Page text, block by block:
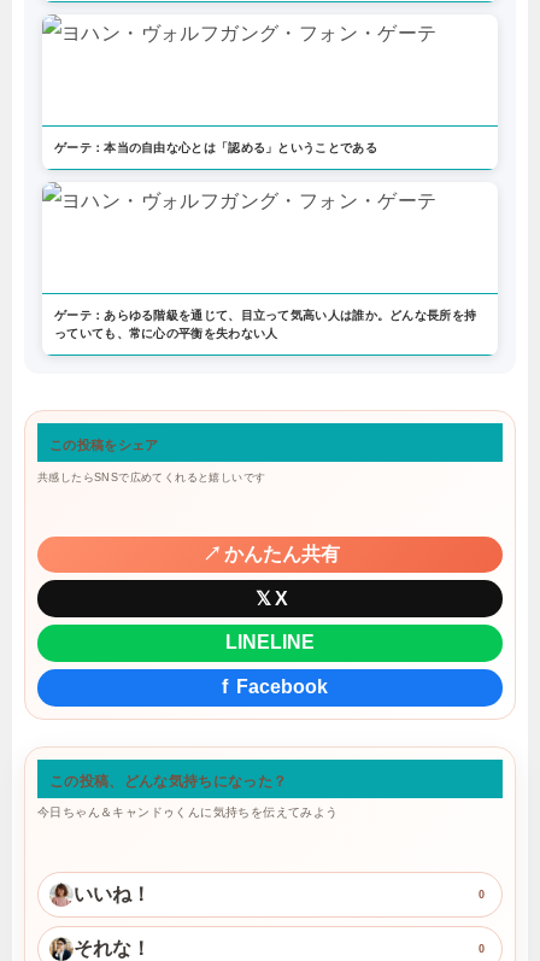
ゲーテ：本当の自由な心とは「認める」ということである
ゲーテ：あらゆる階級を通じて、目立って気高い人は誰か。どんな長所を持
っていても、常に心の平衡を失わない人
この投稿をシェア
共感したらSNSで広めてくれると嬉しいです
↗ かんたん共有
𝕏 X
LINE LINE
f Facebook
この投稿、どんな気持ちになった？
今日ちゃん＆キャンドゥくんに気持ちを伝えてみよう
いいね！ 0
それな！ 0